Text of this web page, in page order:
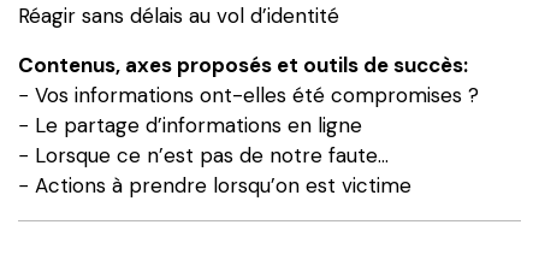
Réagir sans délais au vol d’identité
Contenus, axes proposés et outils de succès:
− Vos informations ont-elles été compromises ?
− Le partage d’informations en ligne
− Lorsque ce n’est pas de notre faute…
− Actions à prendre lorsqu’on est victime